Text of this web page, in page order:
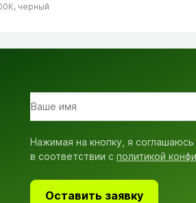
черный
Нажимая на кнопку, я
в соответствии с политикой
Оставить заявку